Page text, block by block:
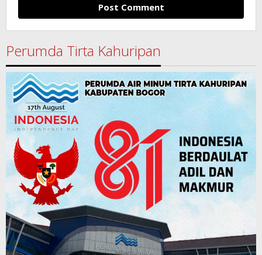
Perumda Tirta Kahuripan